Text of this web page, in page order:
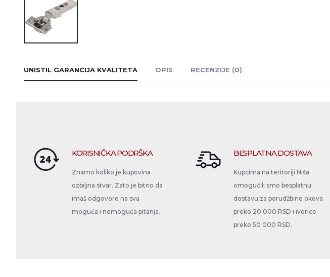
UNISTIL GARANCIJA KVALITETA OPIS RECENZIJE (0)
KORISNIČKA PODRŠKA
Znamo koliko je kupovina
ozbiljna stvar. Zato je bitno da
imaš odgovore na sva
moguća i nemoguća pitanja.
BESPLATNA DOSTAVA
Kupcima na teritoriji Niša
omogućili smo besplatnu
dostavu za porudžbine okova
preko 20 000 RSD i iverice
preko 50 000 RSD.